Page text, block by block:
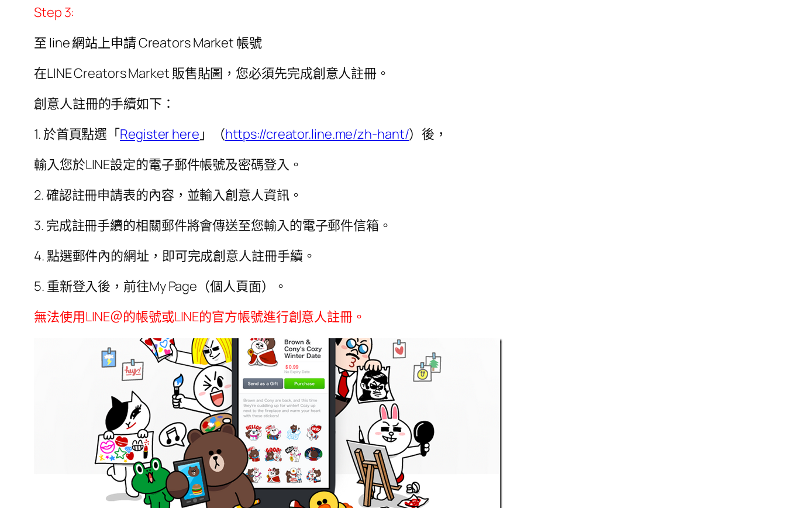
Step 3:
至 line 網站上申請 Creators Market 帳號
在LINE Creators Market 販售貼圖，您必須先完成創意人註冊。
創意人註冊的手續如下：
1. 於首頁點選「Register here 」（https://creator.line.me/zh-hant/）後，
輸入您於LINE設定的電子郵件帳號及密碼登入。
2. 確認註冊申請表的內容，並輸入創意人資訊。
3. 完成註冊手續的相關郵件將會傳送至您輸入的電子郵件信箱。
4. 點選郵件內的網址，即可完成創意人註冊手續。
5. 重新登入後，前往My Page（個人頁面）。
無法使用LINE＠的帳號或LINE的官方帳號進行創意人註冊。